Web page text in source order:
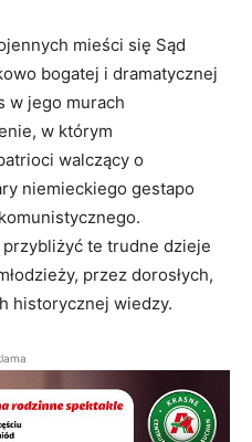
mieści się Sąd
bogatej i dramatycznej
w jego murach
w którym
walczący o
niemieckiego gestapo
te trudne dzieje
przez dorosłych,
historycznej wiedzy.